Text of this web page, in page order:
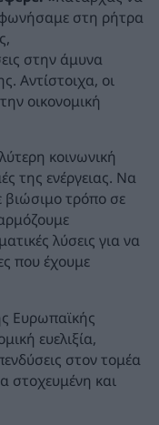
στη ρήτρα
στην άμυνα
Αντίστοιχα, οι
οικονομική
κοινωνική
της ενέργειας. Να
βιώσιμο τρόπο σε
λύσεις για να
που έχουμε
Ευρωπαϊκής
ευελιξία,
στον τομέα
στοχευμένη και